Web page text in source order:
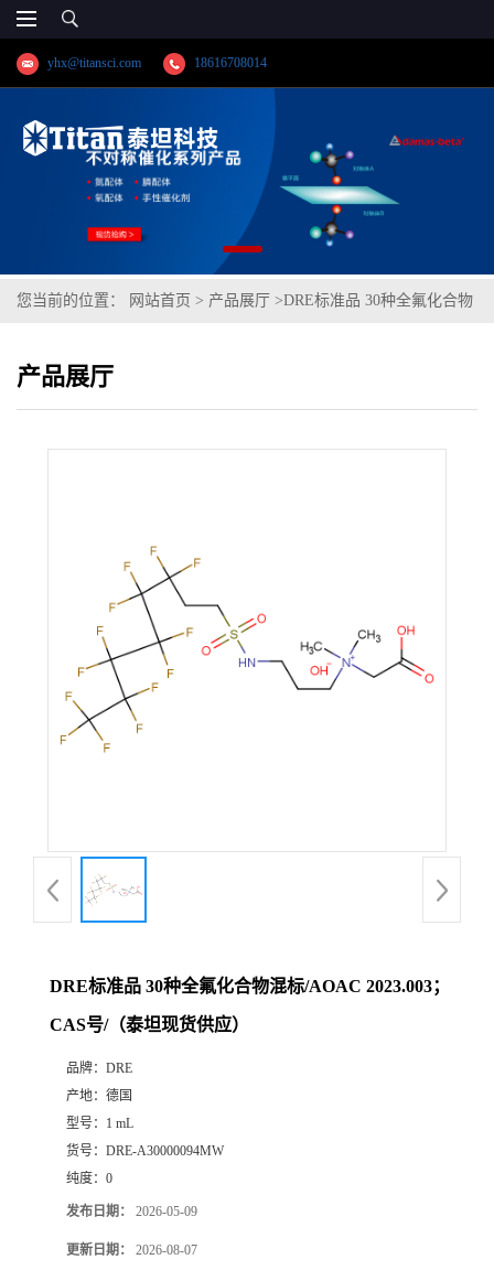
yhx@titansci.com 18616708014
您当前的位置： 网站首页 > 产品展厅 >DRE标准品 30种全氟化合物
产品展厅
DRE标准品 30种全氟化合物混标/AOAC 2023.003；
CAS号/（泰坦现货供应）
品牌： DRE
产地： 德国
型号： 1 mL
货号： DRE-A30000094MW
纯度： 0
发布日期： 2026-05-09
更新日期： 2026-08-07